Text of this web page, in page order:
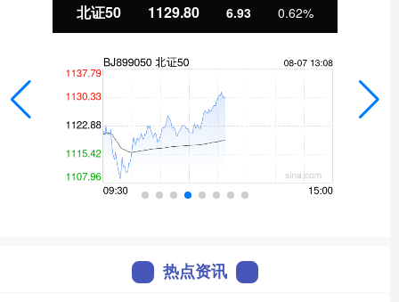
北证50 1129.80 6.93 0.62%
热点资讯